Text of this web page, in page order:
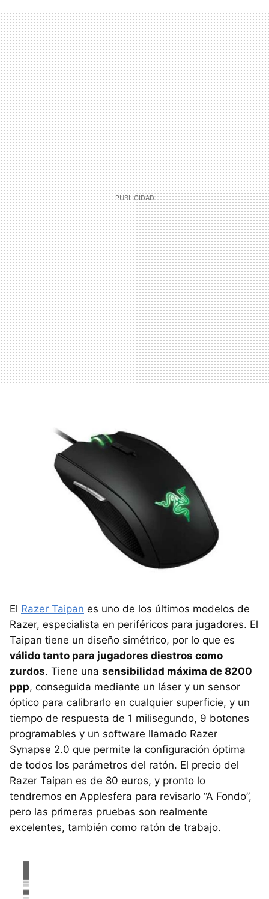
El Razer Taipan es uno de los últimos modelos de
Razer, especialista en periféricos para jugadores. El
Taipan tiene un diseño simétrico, por lo que es
válido tanto para jugadores diestros como
zurdos. Tiene una sensibilidad máxima de 8200
ppp, conseguida mediante un láser y un sensor
óptico para calibrarlo en cualquier superficie, y un
tiempo de respuesta de 1 milisegundo, 9 botones
programables y un software llamado Razer
Synapse 2.0 que permite la configuración óptima
de todos los parámetros del ratón. El precio del
Razer Taipan es de 80 euros, y pronto lo
tendremos en Applesfera para revisarlo “A Fondo”,
pero las primeras pruebas son realmente
excelentes, también como ratón de trabajo.